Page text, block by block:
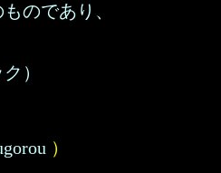
のであり、
）
）